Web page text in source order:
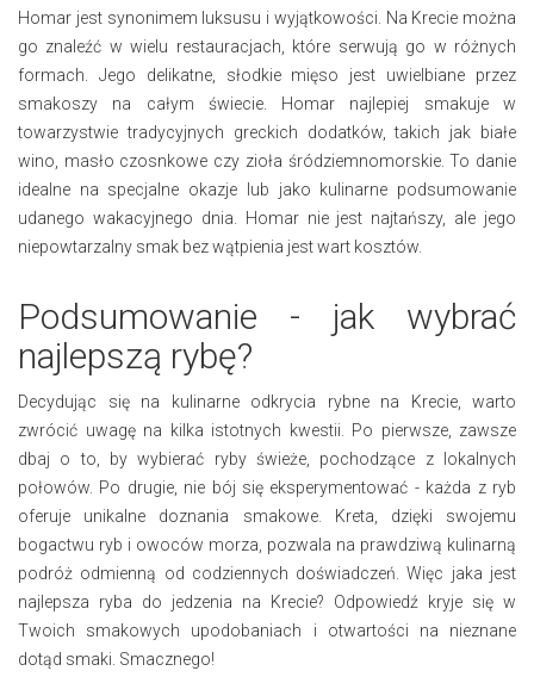
Homar jest synonimem luksusu i wyjątkowości. Na Krecie można
go znaleźć w wielu restauracjach, które serwują go w różnych
formach. Jego delikatne, słodkie mięso jest uwielbiane przez
smakoszy na całym świecie. Homar najlepiej smakuje w
towarzystwie tradycyjnych greckich dodatków, takich jak białe
wino, masło czosnkowe czy zioła śródziemnomorskie. To danie
idealne na specjalne okazje lub jako kulinarne podsumowanie
udanego wakacyjnego dnia. Homar nie jest najtańszy, ale jego
niepowtarzalny smak bez wątpienia jest wart kosztów.
Podsumowanie - jak wybrać
najlepszą rybę?
Decydując się na kulinarne odkrycia rybne na Krecie, warto
zwrócić uwagę na kilka istotnych kwestii. Po pierwsze, zawsze
dbaj o to, by wybierać ryby świeże, pochodzące z lokalnych
połowów. Po drugie, nie bój się eksperymentować - każda z ryb
oferuje unikalne doznania smakowe. Kreta, dzięki swojemu
bogactwu ryb i owoców morza, pozwala na prawdziwą kulinarną
podróż odmienną od codziennych doświadczeń. Więc jaka jest
najlepsza ryba do jedzenia na Krecie? Odpowiedź kryje się w
Twoich smakowych upodobaniach i otwartości na nieznane
dotąd smaki. Smacznego!